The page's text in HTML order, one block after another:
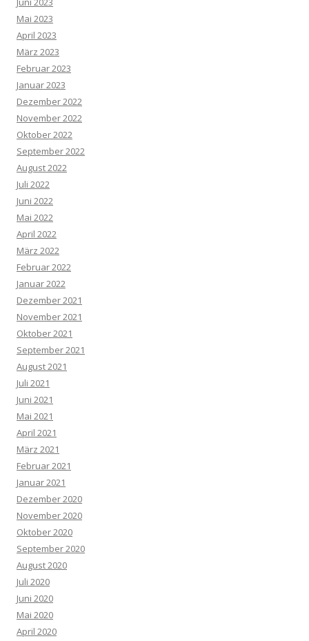
Mai 2023
April 2023
März 2023
Februar 2023
Januar 2023
Dezember 2022
November 2022
Oktober 2022
September 2022
August 2022
Juli 2022
Juni 2022
Mai 2022
April 2022
März 2022
Februar 2022
Januar 2022
Dezember 2021
November 2021
Oktober 2021
September 2021
August 2021
Juli 2021
Juni 2021
Mai 2021
April 2021
März 2021
Februar 2021
Januar 2021
Dezember 2020
November 2020
Oktober 2020
September 2020
August 2020
Juli 2020
Juni 2020
Mai 2020
April 2020